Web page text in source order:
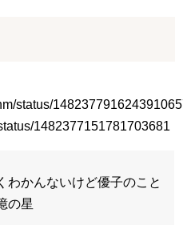
개) 강남 3대 얼짱 출신 &#39;한혜진
| 편 먹고 갈래요? 밥블레스유 2
ジウ チョ・ヒョンジェ
ン・イェスル
status/
1482377151781703681
わかんないけど優子のこと
の星